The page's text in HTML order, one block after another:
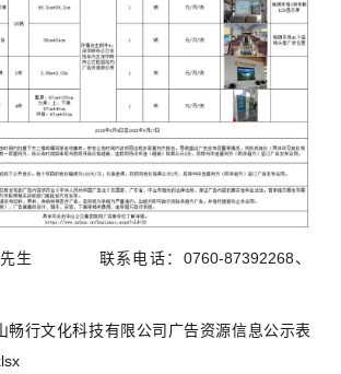
先生 联系电话：0760-87392268、
畅行文化科技有限公司广告资源信息公示表